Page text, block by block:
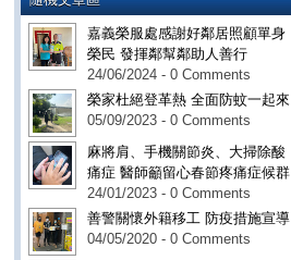
嘉義榮服處感謝好鄰居照顧單身
榮民 發揮鄰幫鄰助人善行
24/06/2024 - 0 Comments
榮家杜絕登革熱 全面防蚊一起來
05/09/2023 - 0 Comments
麻將肩、手機關節炎、大掃除酸
痛症 醫師籲留心春節疼痛症候群
24/01/2023 - 0 Comments
善警關懷外籍移工 防疫措施宣導
04/05/2020 - 0 Comments